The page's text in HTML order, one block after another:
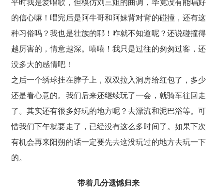
平时我是爱唱歌，但模仿刘三姐的曲调，毕竟没有能唱好
的信心嘛！唱完后是阿牛哥和阿妹背对背的碰撞，还有这
种习俗吗？我也是壮族的耶！咋就不知道呢？还说碰撞得
越厉害的，情意越深。嘻嘻！我只是过往的匆匆过客，还
没多大的感情吧！
之后一个绣球挂在脖子上，双双拉入洞房给红包了，多少
还是看心意的。我们后来还继续玩了一会，就骑车往回走
了。其实还有很多好玩的地方呢？去漂流和泥巴浴等。可
惜我们下午就要走了，已经没有这么多时间了。如果下次
有机会再来阳朔的话一定要先去这没玩过的地方去玩一下
的。
带着几分遗憾归来